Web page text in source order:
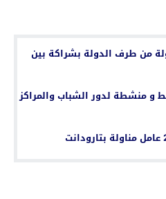
من طرف الدولة بشراكة بين
تشغيل 120 منشط و منشطة لدور الشباب والمراكز